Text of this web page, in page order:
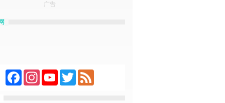
广告
FacebookInstagramYouTubeTwitterFeed